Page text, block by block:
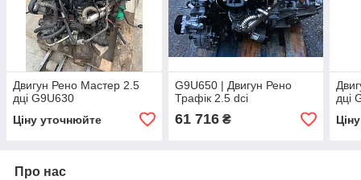
Двигун Рено Мастер 2.5
дці G9U630
Ціну уточнюйте
G9U650 | Двигун Рено
Трафік 2.5 dci
61 716₴
дці
Про нас